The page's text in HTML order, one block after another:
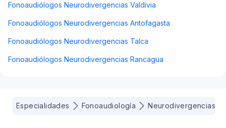
Fonoaudiólogos Neurodivergencias Valdivia
Fonoaudiólogos Neurodivergencias Antofagasta
Fonoaudiólogos Neurodivergencias Talca
Fonoaudiólogos Neurodivergencias Rancagua
Especialidades Fonoaudiología Neurodivergencias